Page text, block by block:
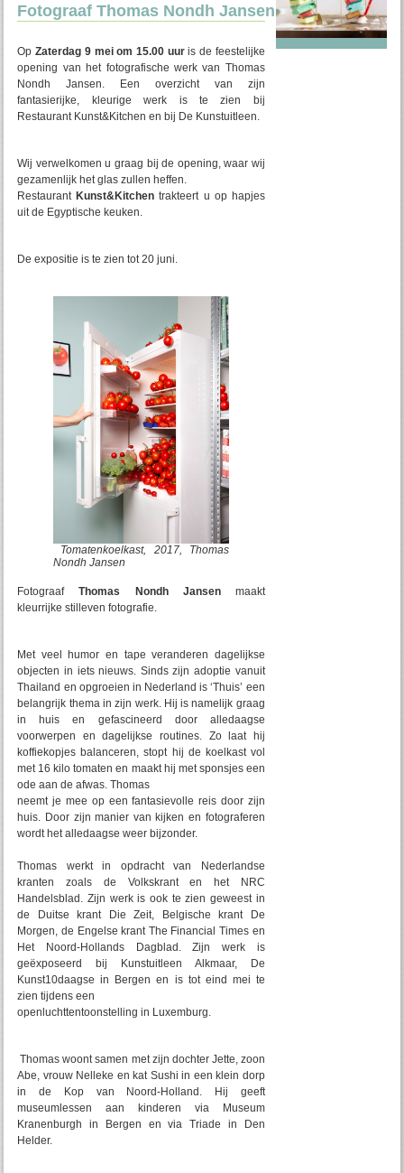
Fotograaf Thomas Nondh Jansen
OpZaterdag 9 mei om 15.00 uuris de feestelijke
opening van het fotografische werk van Thomas
Nondh Jansen. Een overzicht van zijn
fantasierijke, kleurige werk is te zien bij
Restaurant Kunst&Kitchen en bij De Kunstuitleen.
Wij verwelkomen u graag bij de opening, waar wij
gezamenlijk het glas zullen heffen.
Restaurant Kunst&Kitchen trakteert u op hapjes
uit de Egyptische keuken.
De expositie is te zien tot 20 juni.
Tomatenkoelkast, 2017, Thomas
Nondh Jansen
FotograafThomas Nondh Jansenmaakt
kleurrijke stilleven fotografie.
Met veel humor en tape veranderen dagelijkse
objecten in iets nieuws. Sinds zijn adoptie vanuit
Thailand en opgroeien in Nederland is ‘Thuis’ een
belangrijk thema in zijn werk. Hij is namelijk graag
in huis en gefascineerd door alledaagse
voorwerpen en dagelijkse routines. Zo laat hij
koffiekopjes balanceren, stopt hij de koelkast vol
met 16 kilo tomaten en maakt hij met sponsjes een
ode aan de afwas. Thomas
neemt je mee op een fantasievolle reis door zijn
huis. Door zijn manier van kijken en fotograferen
wordt het alledaagse weer bijzonder.
Thomas werkt in opdracht van Nederlandse
kranten zoals de Volkskrant en het NRC
Handelsblad. Zijn werk is ook te zien geweest in
de Duitse krant Die Zeit, Belgische krant De
Morgen, de Engelse krant The Financial Times en
Het Noord-Hollands Dagblad. Zijn werk is
geëxposeerd bij Kunstuitleen Alkmaar, De
Kunst10daagse in Bergen en is tot eind mei te
zien tijdens een
openluchttentoonstelling in Luxemburg.
Thomas woont samen met zijn dochter Jette, zoon
Abe, vrouw Nelleke en kat Sushi in een klein dorp
in de Kop van Noord-Holland. Hij geeft
museumlessen aan kinderen via Museum
Kranenburgh in Bergen en via Triade in Den
Helder.